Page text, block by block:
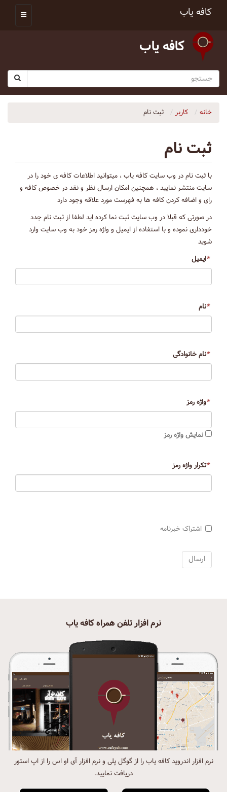
کافه یاب
کافه یاب
خانه کاربر ثبت نام
ثبت نام
با ثبت نام در وب سایت کافه یاب ، میتوانید اطلاعات کافه ی خود را در
سایت منتشر نمایید ، همچنین امکان ارسال نظر و نقد در خصوص کافه و
رای و اضافه کردن کافه ها به فهرست مورد علاقه وجود دارد
در صورتی که قبلا در وب سایت ثبت نما کرده اید لطفا از ثبت نام جدد
خودداری نموده و با استفاده از ایمیل و واژه رمز خود به وب سایت وارد
شوید
*ایمیل
*نام
*نام خانوادگی
*واژه رمز
نمایش واژه رمز
*تکرار واژه رمز
اشتراک خبرنامه
نرم افزار تلفن همراه کافه یاب
نرم افزار اندروید کافه یاب را از گوگل پلی و نرم افزار آی او اس را از اپ استور
دریافت نمایید.